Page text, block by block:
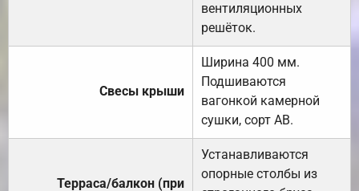
вентиляционных
решёток.
Свесы крыши
Ширина 400 мм.
Подшиваются
вагонкой камерной
сушки, сорт АВ.
Терраса/балкон (при
Устанавливаются
опорные столбы из